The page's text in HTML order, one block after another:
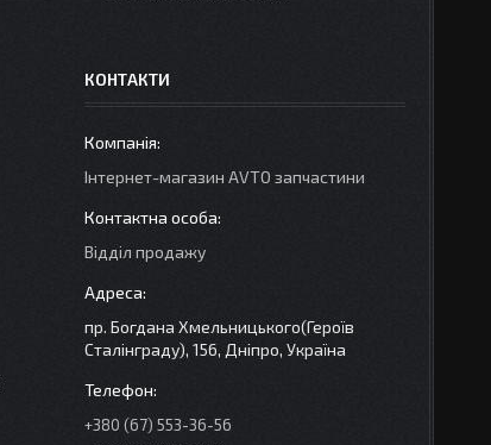
КОНТАКТИ
Інтернет-магазин AVTO запчастини
Відділ продажу
пр. Богдана Хмельницького(Героїв
Сталінграду), 156, Дніпро, Україна
+380 (67) 553-36-56